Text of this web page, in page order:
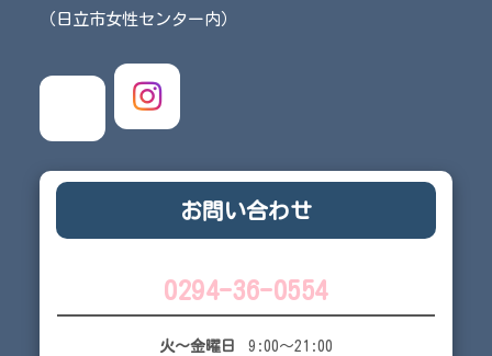
（日立市女性センター内）
お問い合わせ
0294-36-0554
火～金曜日 9:00～21:00